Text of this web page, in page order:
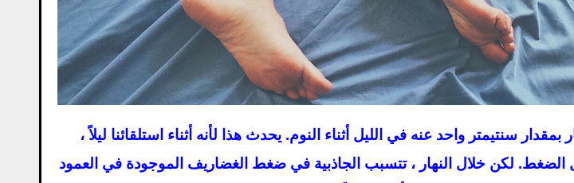
سنتيمتر واحد عنه في الليل أثناء النوم. يحدث هذا لأنه أثناء استلقائنا ليلاً ،
الضغط. لكن خلال النهار ، تتسبب الجاذبية في ضغط الغضاريف الموجودة في العمود